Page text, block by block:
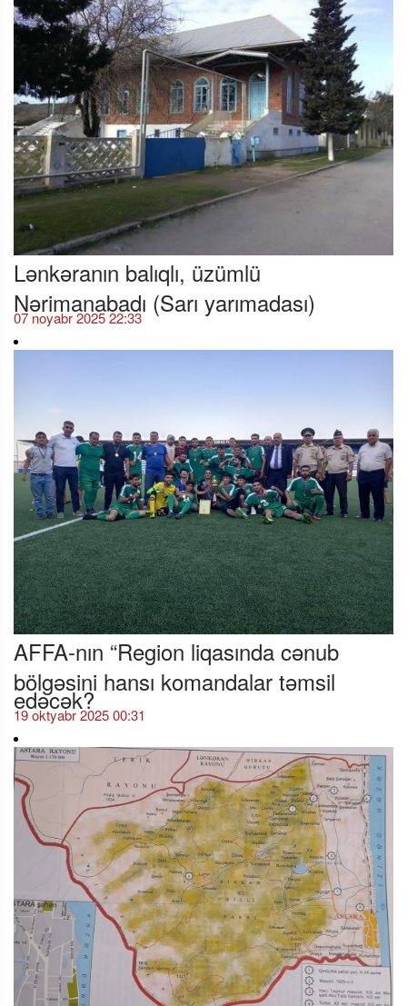
Lənkəranın balıqlı, üzümlü
Nərimanabadı (Sarı yarımadası)
07 noyabr 2025 22:33
AFFA-nın “Region liqasında cənub
bölgəsini hansı komandalar təmsil
edəcək?
19 oktyabr 2025 00:31